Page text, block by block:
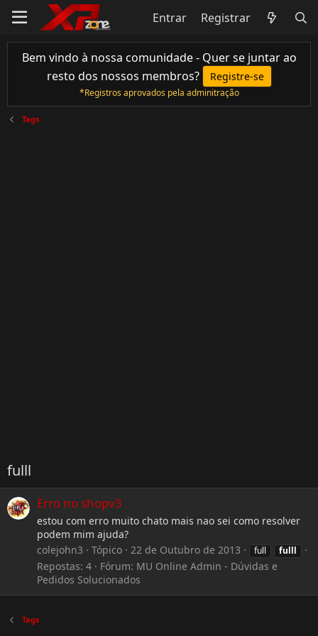
Entrar Registrar
Bem vindo à nossa comunidade - Quer se juntar ao
resto dos nossos membros?
Registre-se
*Registros aprovados pela adminitração
Tags
fulll
Erro no shopv3
estou com erro muito chato mais nao sei como resolver
podem mim ajuda?
colejohn3
Tópico 22 de Outubro de 2013 full fulll
Repostas: 4 Fórum: MU Online Admin - Dúvidas e
Pedidos Solucionados
Tags